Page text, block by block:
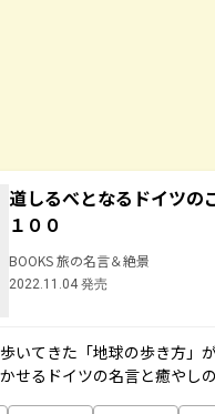
道しるべとなるドイツの
１００
BOOKS 旅の名言＆絶景
2022.11.04 発売
いてきた「地球の歩き方」
せるドイツの名言と癒やし